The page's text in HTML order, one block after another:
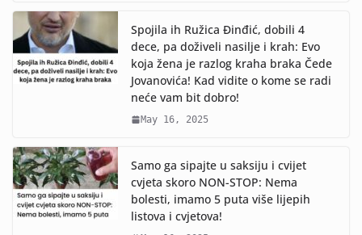
Spojila ih Ružica Đinđić, dobili 4
dece, pa doživeli nasilje i krah: Evo
koja žena je razlog kraha braka Čede
Jovanovića! Kad vidite o kome se radi
neće vam bit dobro!
May 16, 2025
Samo ga sipajte u saksiju i cvijet
cvjeta skoro NON-STOP: Nema
bolesti, imamo 5 puta više lijepih
listova i cvjetova!